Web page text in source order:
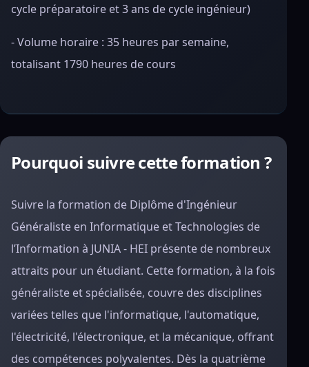
cycle préparatoire et 3 ans de cycle ingénieur)
- Volume horaire : 35 heures par semaine,
totalisant 1790 heures de cours
Pourquoi suivre cette formation ?
Suivre la formation de Diplôme d'Ingénieur
Généraliste en Informatique et Technologies de
l’Information à JUNIA - HEI présente de nombreux
attraits pour un étudiant. Cette formation, à la fois
généraliste et spécialisée, couvre des disciplines
variées telles que l'informatique, l'automatique,
l'électricité, l'électronique, et la mécanique, offrant
des compétences polyvalentes. Dès la quatrième